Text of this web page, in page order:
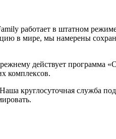
работает в штатном
в мире, мы намерены
действует программа
комплексов.
круглосуточная служба